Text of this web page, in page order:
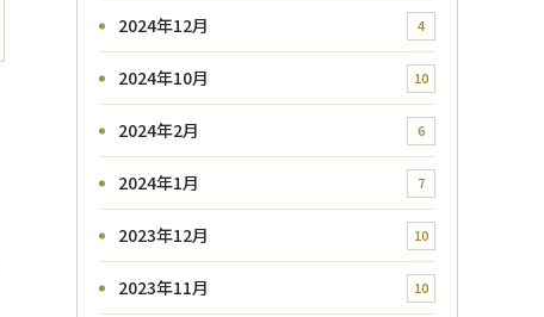
2024年12月 4
2024年10月 10
2024年2月 6
2024年1月 7
2023年12月 10
2023年11月 10